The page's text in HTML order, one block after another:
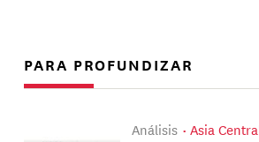
PARA PROFUNDIZAR
Análisis Asia